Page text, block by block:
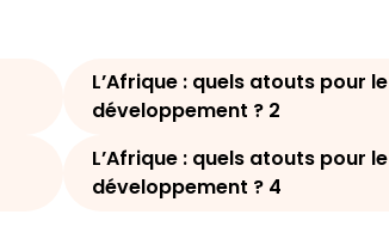
L’Afrique : quels atouts pour le
développement ? 2
L’Afrique : quels atouts pour le
développement ? 4